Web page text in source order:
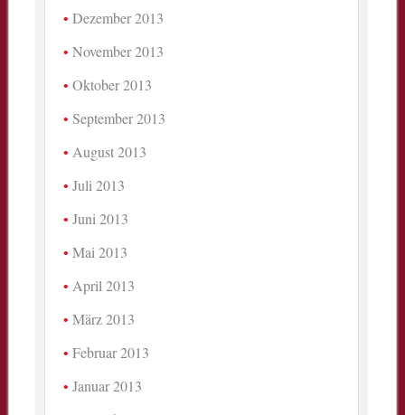
Dezember 2013
November 2013
Oktober 2013
September 2013
August 2013
Juli 2013
Juni 2013
Mai 2013
April 2013
März 2013
Februar 2013
Januar 2013